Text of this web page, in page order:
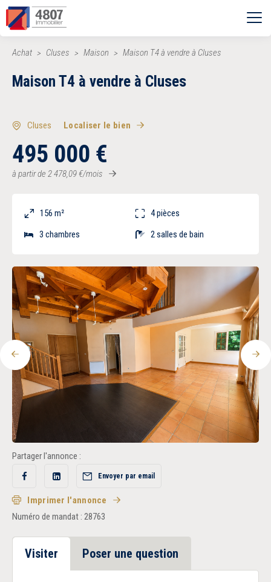
Vente
Estimer
Nos agences
Recrutement
Accès extranet
Ouvrir le menu
Achat Cluses Maison Maison T4 à vendre à Cluses
Maison T4 à vendre à Cluses
Cluses Localiser le bien
495 000 €
à partir de 2 478,09€/mois
156 m²
4 pièces
3 chambres
2 salles de bain
Précédent
Partager l'annonce :
Partager
Facebook
Partager
LinkedIn
Envoyer par email
Imprimer l'annonce
Numéro de mandat : 28763
Visiter Poser une question